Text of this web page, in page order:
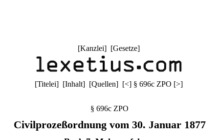
[Kanzlei] [Gesetze]
[Titelei] [Inhalt] [Quellen] [<] § 696c ZPO [>]
§ 696c ZPO
Civilprozeßordnung vom 30. Januar 1877